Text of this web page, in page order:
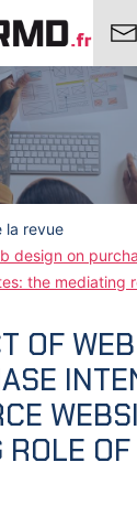
la revue
design on
the mediating
OF
ROLE